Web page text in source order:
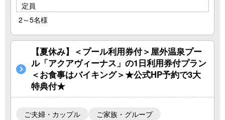
定員
2～5名様
【夏休み】＜プール利用券付＞屋外温泉プー
ル「アクアヴィーナス」の1日利用券付プラン
＜お食事はバイキング＞★公式HP予約で3大
特典付★
ご夫婦・カップル ご家族・グループ